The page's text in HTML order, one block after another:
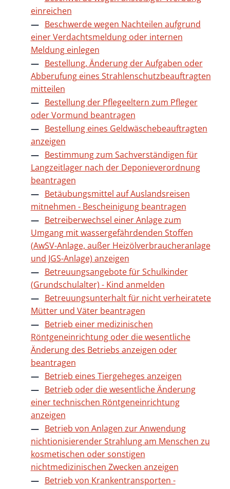
einreichen
Beschwerde wegen Nachteilen aufgrund
einer Verdachtsmeldung oder internen
Meldung einlegen
Bestellung, Änderung der Aufgaben oder
Abberufung eines Strahlenschutzbeauftragten
mitteilen
Bestellung der Pflegeeltern zum Pfleger
oder Vormund beantragen
Bestellung eines Geldwäschebeauftragten
anzeigen
Bestimmung zum Sachverständigen für
Langzeitlager nach der Deponieverordnung
beantragen
Betäubungsmittel auf Auslandsreisen
mitnehmen - Bescheinigung beantragen
Betreiberwechsel einer Anlage zum
Umgang mit wassergefährdenden Stoffen
(AwSV-Anlage, außer Heizölverbraucheranlage
und JGS-Anlage) anzeigen
Betreuungsangebote für Schulkinder
(Grundschulalter) - Kind anmelden
Betreuungsunterhalt für nicht verheiratete
Mütter und Väter beantragen
Betrieb einer medizinischen
Röntgeneinrichtung oder die wesentliche
Änderung des Betriebs anzeigen oder
beantragen
Betrieb eines Tiergeheges anzeigen
Betrieb oder die wesentliche Änderung
einer technischen Röntgeneinrichtung
anzeigen
Betrieb von Anlagen zur Anwendung
nichtionisierender Strahlung am Menschen zu
kosmetischen oder sonstigen
nichtmedizinischen Zwecken anzeigen
Betrieb von Krankentransporten -